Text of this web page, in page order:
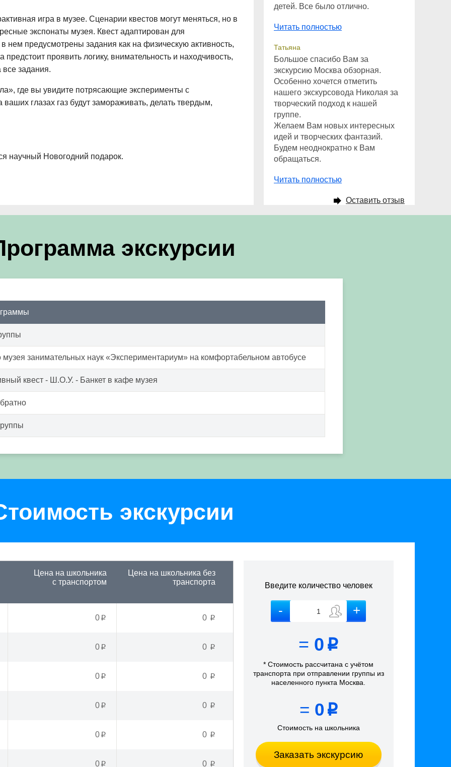
игра в музее. Сценарии квестов могут меняться, но в
экспонаты музея. Квест адаптирован для
нем предусмотрены задания как на физическую активность,
проявить логику, внимательность и находчивость,
все задания.
где вы увидите потрясающие эксперименты с
глазах газ будут замораживать, делать твердым,
научный Новогодний подарок.
детей. Все было отлично.
Читать полностью
Татьяна
Большое спасибо Вам за
экскурсию Москва обзорная.
Особенно хочется отметить
нашего экскурсовода Николая за
творческий подход к нашей
группе.
Желаем Вам новых интересных
идей и творческих фантазий.
Будем неоднократно к Вам
обращаться.
Читать полностью
Оставить отзыв
экскурсии
занимательных наук «Экспериментариум» на комфортабельном автобусе
квест - Ш.О.У. - Банкет в кафе музея
экскурсии
Цена на школьника
с транспортом
Цена на школьника без
транспорта
0p 0 p
0p 0 p
0p 0 p
0p 0 p
0p 0 p
0p 0 p
Введите количество человек
= 0 p
* Стоимость рассчитанас учётом
транспорта при отправлении группы из
населенного пункта Москва
= 0 p
Стоимость на школьника
Заказать экскурсию